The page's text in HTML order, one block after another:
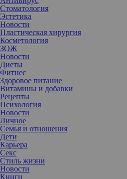
Стоматология
Эстетика
Новости
Пластическая хирургия
Косметология
ЗОЖ
Новости
Диеты
Фитнес
Здоровое питание
Витамины и добавки
Рецепты
Психология
Новости
Личное
Семья и отношения
Дети
Карьера
Секс
Стиль жизни
Новости
Книги